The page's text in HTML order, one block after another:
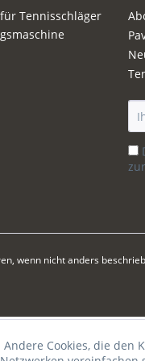
Tennisschläger
wenn nicht anders
Cookies, die den